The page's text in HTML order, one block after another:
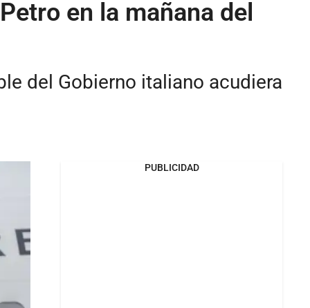
en la mañana del
del Gobierno italiano acudiera
PUBLICIDAD